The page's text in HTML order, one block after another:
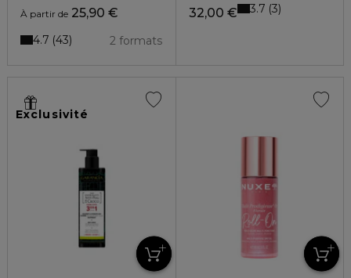
À partir de 25,90 €
2 formats
4.7 43
32,00 € 3.7 3
Exclusivité